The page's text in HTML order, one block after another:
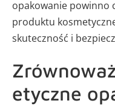
opakowanie powinno
produktu
skuteczność i
etyczne